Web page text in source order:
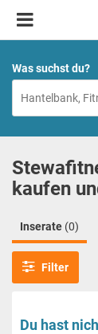
Was suchst du?
kaufen
Inserate (0)
Filter
Du hast